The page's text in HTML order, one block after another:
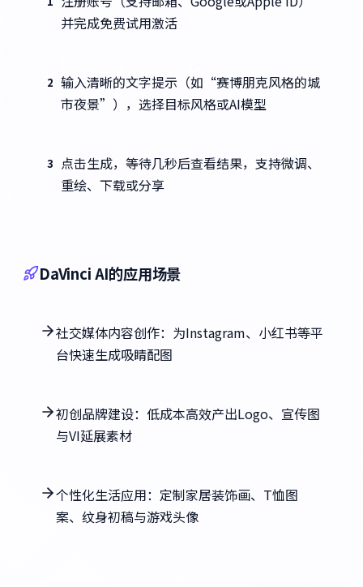
并完成免费试用激活
2 输入清晰的文字提示（如“赛博朋克风格的城
市夜景”），选择目标风格或AI模型
3
点击生成，等待几秒后查看结果，支持微调、
重绘、下载或分享
DaVinci AI的应用场景
社交媒体内容创作：为Instagram、小红书等平
台快速生成吸睛配图
初创品牌建设：低成本高效产出Logo、宣传图
与VI延展素材
个性化生活应用：定制家居装饰画、T恤图
案、纹身初稿与游戏头像